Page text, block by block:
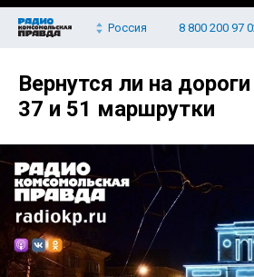
Россия 8 800 200 97
Вернутся ли на
37 и 51 маршрутки